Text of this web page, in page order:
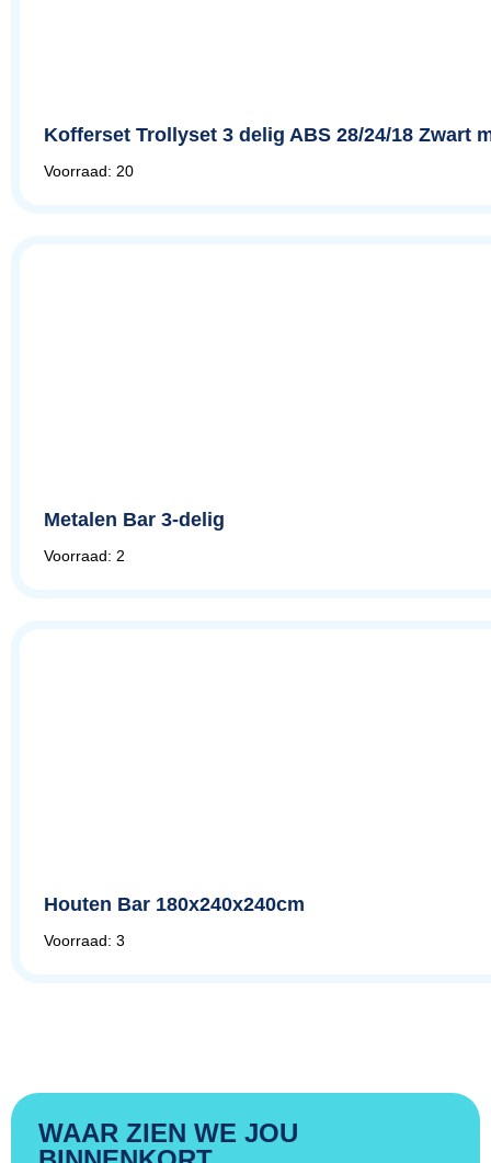
Kofferset Trollyset 3 delig ABS 28/24/18 Zwart
Voorraad: 20
Metalen Bar 3-delig
Voorraad: 2
Houten Bar 180x240x240cm
Voorraad: 3
WAAR ZIEN WE JOU